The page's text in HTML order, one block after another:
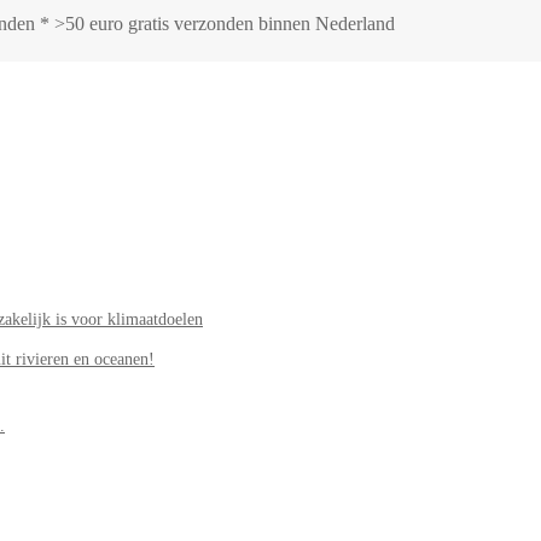
* >50 euro gratis verzonden binnen Nederland
is voor klimaatdoelen
rivieren en oceanen!